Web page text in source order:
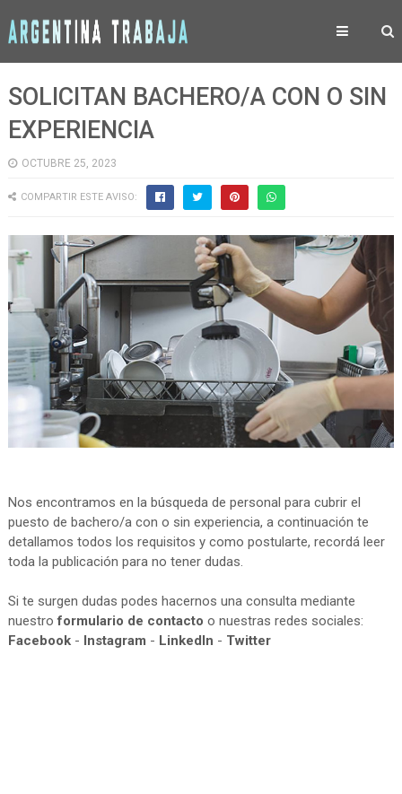
SOLICITAN BACHERO/A CON O SIN
EXPERIENCIA
OCTUBRE 25, 2023
COMPARTIR ESTE AVISO:
Nos encontramos en la búsqueda de personal para cubrir el
puesto de bachero/a con o sin experiencia, a continuación te
detallamos todos los requisitos y como postularte, recordá leer
toda la publicación para no tener dudas.
Si te surgen dudas podes hacernos una consulta mediante
nuestroformulario de contacto o nuestras redes sociales:
Facebook- Instagram - LinkedIn - Twitter